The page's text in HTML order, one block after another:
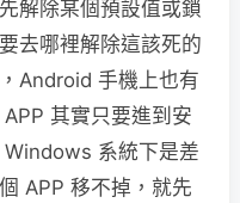
解除某個預設值或鎖
去哪裡解除這該死的
Android 手機上也有
其實只要進到安
系統下是差
APP 移不掉，就先